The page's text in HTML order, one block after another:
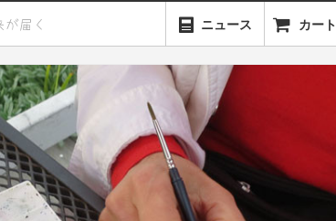
ニュース カート